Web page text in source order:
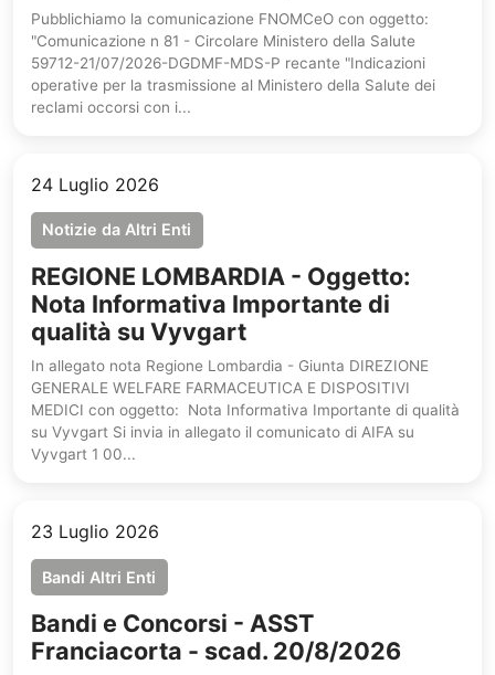
Pubblichiamo la comunicazione FNOMCeO con oggetto:
"Comunicazione n 81 - Circolare Ministero della Salute
59712-21/07/2026-DGDMF-MDS-P recante "Indicazioni
operative per la trasmissione al Ministero della Salute dei
reclami occorsi con i...
24 Luglio 2026
Notizie da Altri Enti
REGIONE LOMBARDIA - Oggetto:
Nota Informativa Importante di
qualità su Vyvgart
In allegato nota Regione Lombardia - Giunta DIREZIONE
GENERALE WELFARE FARMACEUTICA E DISPOSITIVI
MEDICI con oggetto: Nota Informativa Importante di qualità
su Vyvgart Si invia in allegato il comunicato di AIFA su
Vyvgart 1 00...
23 Luglio 2026
Bandi Altri Enti
Bandi e Concorsi - ASST
Franciacorta - scad. 20/8/2026